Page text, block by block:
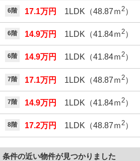
6階 17.1万円 1LDK（48.87ｍ 2）
6階 14.9万円 1LDK（41.84ｍ 2）
6階 14.9万円 1LDK（41.84ｍ2）
7階 17.1万円 1LDK（48.87ｍ 2）
7階 14.9万円 1LDK（41.84ｍ 2）
8階 17.2万円 1LDK（48.87ｍ2）
条件の近い物件が見つかりました